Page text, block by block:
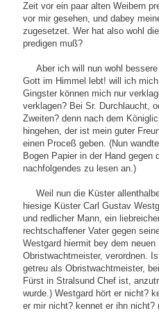
Zeit vor ein paar alten Weibern
vor mir gesehen, und dabey
zugesetzet. Wer hat also wohl
predigen muß?
Aber ich will nun wohl
Gott im Himmel lebt! will ich
Gingster können mich nur
verklagen? Bei Sr. Durchlaucht,
Zweiten? denn nach dem
hingehen, der ist mein guter
einen Proceß geben. (Nun
Bogen Papier in der Hand gegen
nachfolgendes zu lesen an.)
Weil nun die Küster
hiesige Küster Carl Gustav
und redlicher Mann, ein
rechtschaffener Vater gegen
Westgard hiermit bey dem
Obristwachtmeister, verordnen.
getreu als Obristwachtmeister,
Fürst in Stralsund Chef ist,
wurde.) Westgard hört er nicht?
er mir nicht? kennet er ihn nicht?